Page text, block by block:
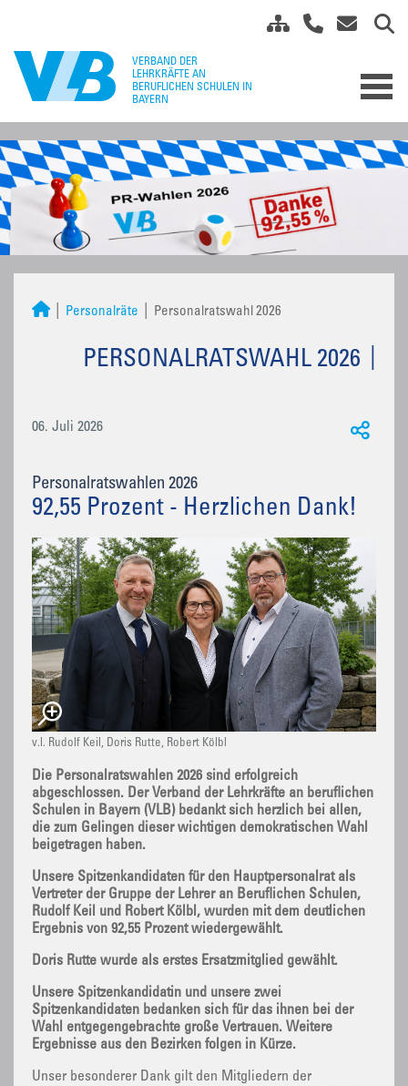
Personalräte Personalratswahl 2026
PERSONALRATSWAHL 2026
06. Juli 2026
Personalratswahlen 2026
92,55 Prozent - Herzlichen Dank!
v.l. Rudolf Keil, Doris Rutte, Robert Kölbl
Die Personalratswahlen 2026 sind erfolgreich
abgeschlossen. Der Verband der Lehrkräfte an beruflichen
Schulen in Bayern (VLB) bedankt sich herzlich bei allen,
die zum Gelingen dieser wichtigen demokratischen Wahl
beigetragen haben.
Unsere Spitzenkandidaten für den Hauptpersonalrat als
Vertreter der Gruppe der Lehrer an Beruflichen Schulen,
Rudolf Keil und Robert Kölbl, wurden mit dem deutlichen
Ergebnis von 92,55 Prozent wiedergewählt.
Doris Rutte wurde als erstes Ersatzmitglied gewählt.
Unsere Spitzenkandidatin und unsere zwei
Spitzenkandidaten bedanken sich für das ihnen bei der
Wahl entgegengebrachte große Vertrauen. Weitere
Ergebnisse aus den Bezirken folgen in Kürze.
Unser besonderer Dank gilt den Mitgliedern der